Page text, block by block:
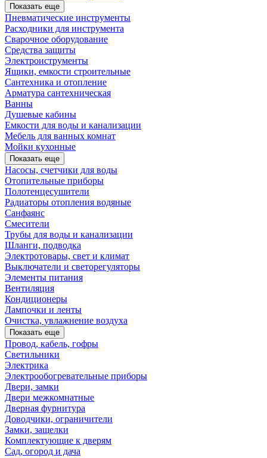
Показать еще
Пневматические инструменты
Расходники для инструмента
Сварочное оборудование
Средства защиты
Электроиструменты
Ящики, емкости строительные
Сантехника и отопление
Арматура сантехническая
Ванны
Душевые кабины
Емкости для воды и канализации
Мебель для ванных комнат
Мойки кухонные
Показать еще
Насосы, счетчики для воды
Отопительные приборы
Полотенцесушители
Радиаторы отопления водяные
Санфаянс
Смесители
Трубы для воды и канализации
Шланги, подводка
Электротовары, свет и климат
Выключатели и светорегуляторы
Элементы питания
Вентиляция
Кондиционеры
Лампочки и ленты
Очистка, увлажнение воздуха
Показать еще
Провод, кабель, гофры
Светильники
Электрика
Электрообогревательные приборы
Двери, замки
Двери межкомнатные
Дверная фурнитура
Доводчики, ограничители
Замки, защелки
Комплектующие к дверям
Сад, огород и дача